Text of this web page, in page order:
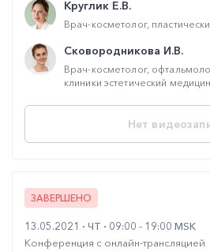
Круглик Е.В.
Врач-косметолог,
Сковородникова И.В.
Врач-косметолог,
клиники эстетический
Нет
ЗАВЕРШЕНО
13.05.2021 ЧТ
09:00 - 19:00 MSK
Конференция с онлайн-трансляцией